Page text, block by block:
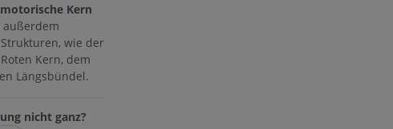
motorische Kern
wie der
Kern, dem
Längsbündel.
nicht ganz?
und -knochen
der unteren